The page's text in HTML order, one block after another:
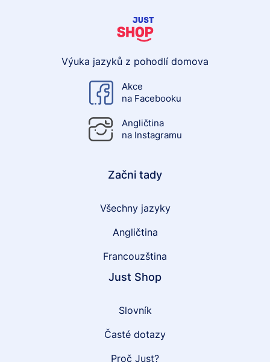
Výuka jazyků z pohodlí domova
Akce
na Facebooku
Angličtina
na Instagramu
Začni tady
Všechny jazyky
Angličtina
Francouzština
Just Shop
Slovník
Časté dotazy
Proč Just?